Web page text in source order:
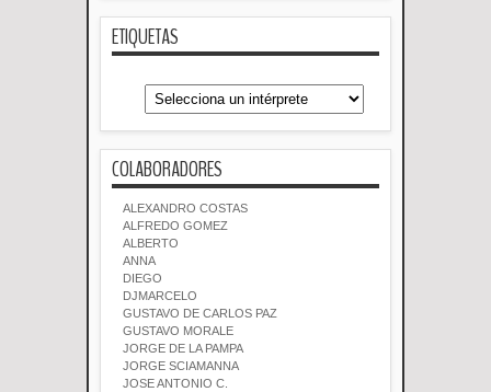
ETIQUETAS
COLABORADORES
ALEXANDRO COSTAS
ALFREDO GOMEZ
ALBERTO
ANNA
DIEGO
DJMARCELO
GUSTAVO DE CARLOS PAZ
GUSTAVO MORALE
JORGE DE LA PAMPA
JORGE SCIAMANNA
JOSE ANTONIO C.